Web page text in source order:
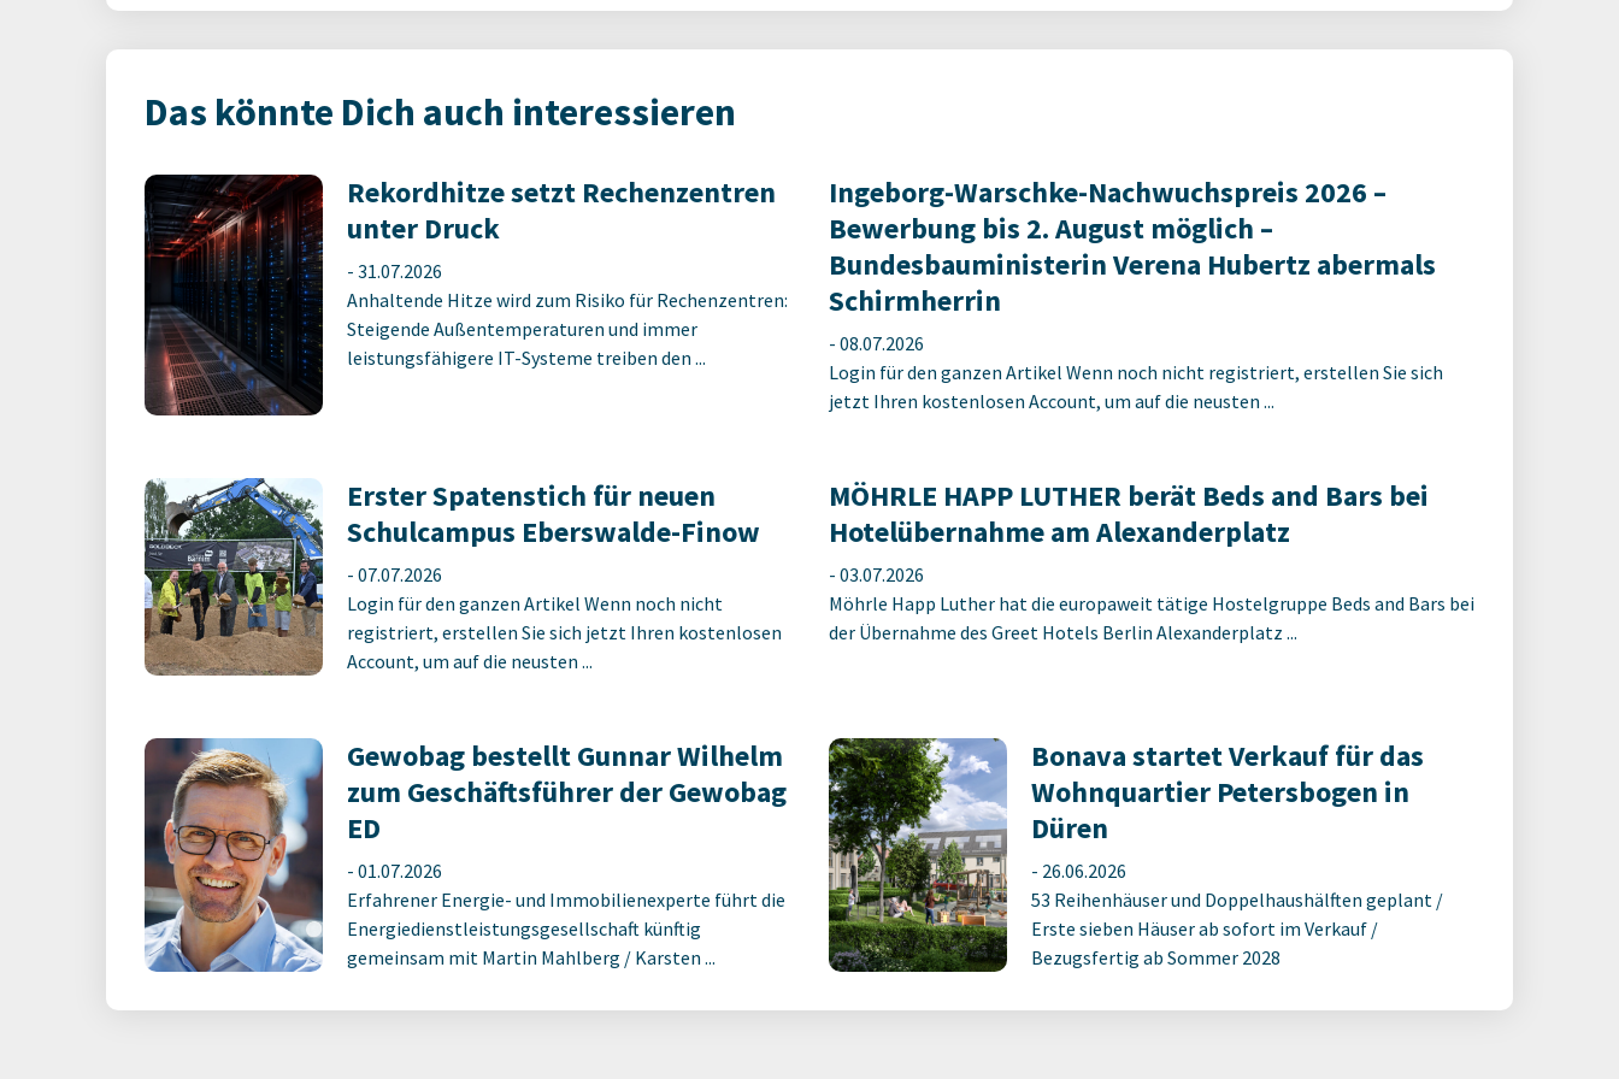
Das könnte Dich auch interessieren
Rekordhitze setzt Rechenzentren
unter Druck
- 31.07.2026
Anhaltende Hitze wird zum Risiko für Rechenzentren:
Steigende Außentemperaturen und immer
leistungsfähigere IT-Systeme treiben den ...
Ingeborg-Warschke-Nachwuchspreis 2026 –
Bewerbung bis 2. August möglich –
Bundesbauministerin Verena Hubertz abermals
Schirmherrin
- 08.07.2026
Login für den ganzen Artikel Wenn noch nicht registriert, erstellen Sie sich
jetzt Ihren kostenlosen Account, um auf die neusten ...
Erster Spatenstich für neuen
Schulcampus Eberswalde-Finow
- 07.07.2026
Login für den ganzen Artikel Wenn noch nicht
registriert, erstellen Sie sich jetzt Ihren kostenlosen
Account, um auf die neusten ...
MÖHRLE HAPP LUTHER berät Beds and Bars bei
Hotelübernahme am Alexanderplatz
- 03.07.2026
Möhrle Happ Luther hat die europaweit tätige Hostelgruppe Beds and Bars bei
der Übernahme des Greet Hotels Berlin Alexanderplatz ...
Gewobag bestellt Gunnar Wilhelm
zum Geschäftsführer der Gewobag
ED
- 01.07.2026
Erfahrener Energie- und Immobilienexperte führt die
Energiedienstleistungsgesellschaft künftig
gemeinsam mit Martin Mahlberg / Karsten ...
Bonava startet Verkauf für das
Wohnquartier Petersbogen in
Düren
- 26.06.2026
53 Reihenhäuser und Doppelhaushälften geplant /
Erste sieben Häuser ab sofort im Verkauf /
Bezugsfertig ab Sommer 2028